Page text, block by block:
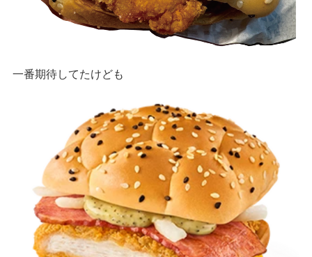
一番期待してたけども